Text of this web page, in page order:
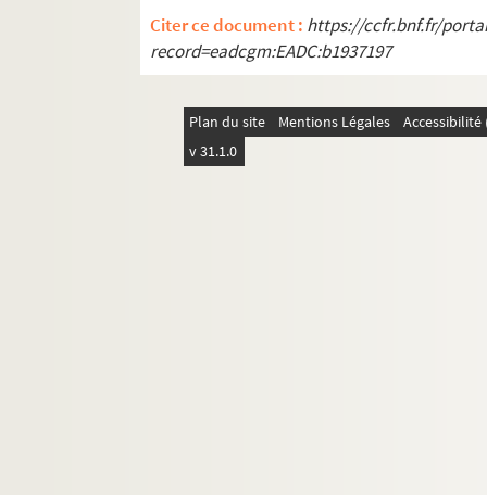
Citer ce document : https://ccfr.bnf.fr/
record=eadcgm:EADC:b1937197
Plan du site Mentions Légales
v 31.1.0